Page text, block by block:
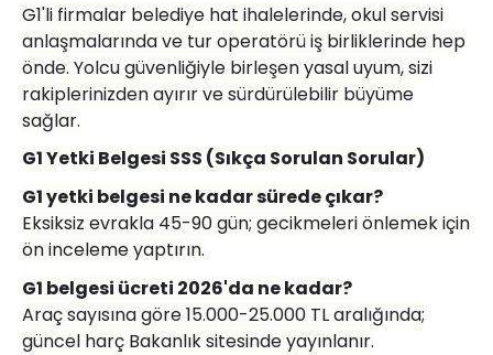
G1'li firmalar belediye hat ihalelerinde, okul servisi
anlaşmalarında ve tur operatörü iş birliklerinde hep
önde. Yolcu güvenliğiyle birleşen yasal uyum, sizi
rakiplerinizden ayırır ve sürdürülebilir büyüme
sağlar.
G1 Yetki Belgesi SSS (Sıkça Sorulan Sorular)
G1 yetki belgesi ne kadar süredeçıkar?
Eksiksiz evrakla 45-90 gün; gecikmeleriönlemek için
ön inceleme yaptırın.
G1 belgesi ücreti 2026'da ne kadar?
Araç sayısına göre 15.000-25.000 TL aralığında;
güncel harç Bakanlık sitesinde yayınlanır.